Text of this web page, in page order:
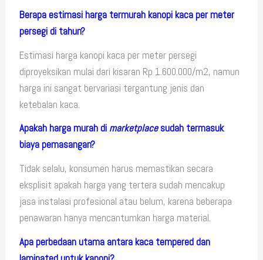
Berapa estimasi harga termurah kanopi kaca per meter
persegi di tahun?
Estimasi harga kanopi kaca per meter persegi
diproyeksikan mulai dari kisaran Rp 1.600.000/m2, namun
harga ini sangat bervariasi tergantung jenis dan
ketebalan kaca.
Apakah harga murah di marketplacesudah termasuk
biaya pemasangan?
Tidak selalu, konsumen harus memastikan secara
eksplisit apakah harga yang tertera sudah mencakup
jasa instalasi profesional atau belum, karena beberapa
penawaran hanya mencantumkan harga material.
Apa perbedaan utama antara kaca tempered dan